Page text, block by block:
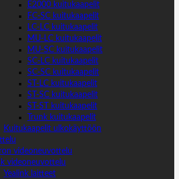
E2000 kuitukaapelit
FC-SC kuitukaapelit
LC-LC kuitukaapelit
MU-LC kuitukaapelit
MU-SC kuitukaapelit
SC-LC kuitukaapelit
SC-SC kuitukaapelit
ST-LC kuitukaapelit
ST-SC kuitukaapelit
ST-ST kuitukaapelit
Trunk kuitukaapelit
Kuitukaapelit ulkokäyttöön
videoneuvottelu
videoneuvottelu
Yealink laitteet